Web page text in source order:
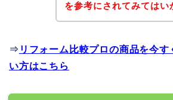
を参考にされてみてはい
⇒ リフォーム比較プロの商品を今す
い方はこちら